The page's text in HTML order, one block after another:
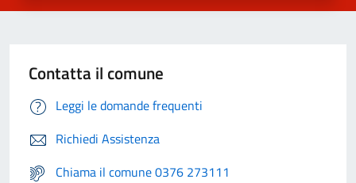
Contatta il comune
Leggi le domande frequenti
Richiedi Assistenza
Chiama il comune 0376 273111